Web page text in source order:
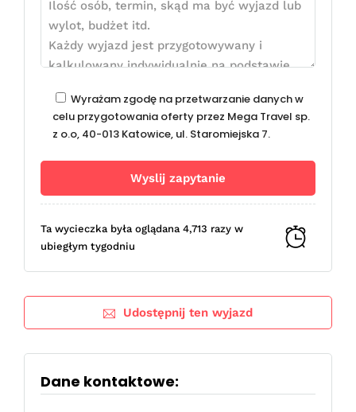
Wyrażam zgodę na przetwarzanie danych w
celu przygotowania oferty przez Mega Travel sp.
z o.o, 40-013 Katowice, ul. Staromiejska 7.
Ta wycieczka była oglądana 4,713 razy w
ubiegłym tygodniu
Udostępnij ten wyjazd
Dane kontaktowe: